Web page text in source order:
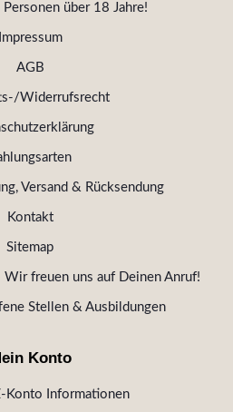
Personen über 18 Jahre!
Impressum
AGB
Widerrufsrecht
Versand & Rücksendung
Kontakt
Sitemap
Wir freuen uns auf Deinen Anruf!
Stellen & Ausbildungen
Konto
Konto Informationen